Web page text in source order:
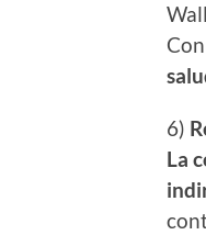
6)
La